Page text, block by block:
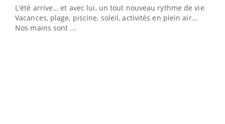
L'été arrive… et avec lui, un tout nouveau rythme de vie !
Vacances, plage, piscine, soleil, activités en plein air…
Nos mains sont ...